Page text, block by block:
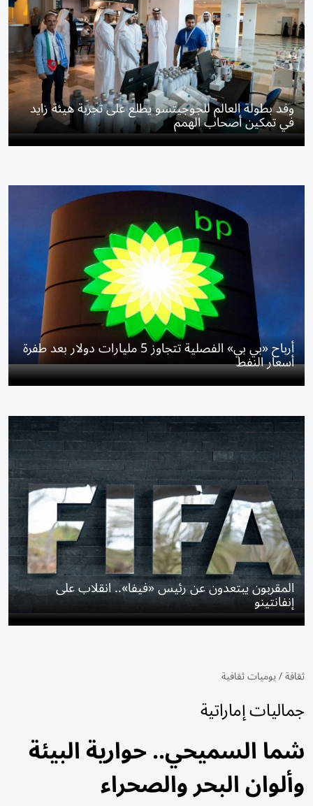
وفد بطولة العالم للجوجيتسو يطلع على تجربة هيئة زايد
في تمكين أصحاب الهمم
أرباح «بي بي» الفصلية تتجاوز 5 مليارات دولار بعد طفرة
أسعار النفط
المقربون يبتعدون عن رئيس «فيفا».. انقلاب على
إنفانتينو
ثقافة/يوميات ثقافية
جماليات إماراتية
شما السميحي.. حوارية البيئة
وألوان البحر والصحراء